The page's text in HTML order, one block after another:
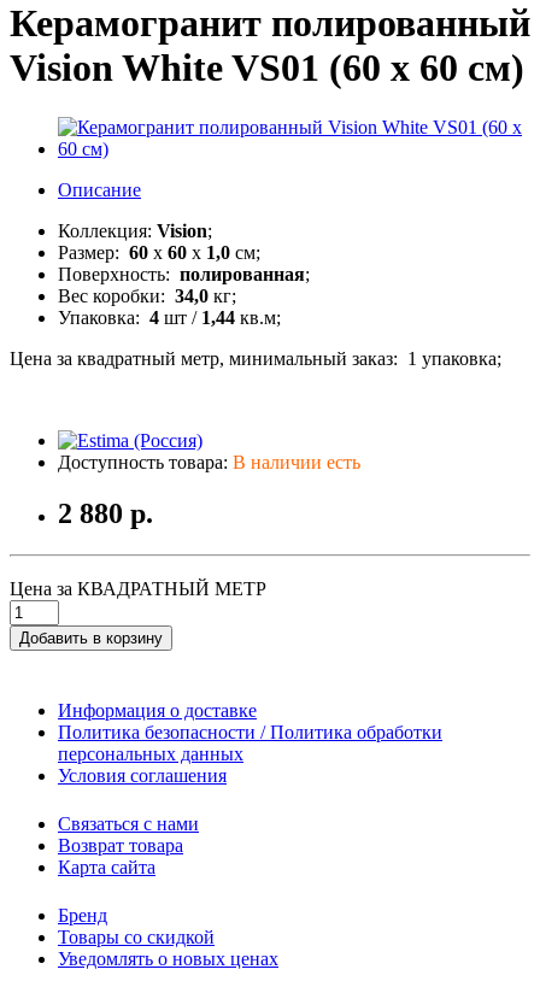
Керамогранит полированный
Vision White VS01 (60 x 60 см)
Описание
Коллекция: Vision;
Размер: 60 x 60 x 1,0 см;
Поверхность: полированная;
Вес коробки: 34,0 кг;
Упаковка: 4 шт / 1,44 кв.м;
Цена за квадратный метр, минимальный заказ: 1 упаковка;
Доступность товара: В наличии есть
2 880 р.
Цена за КВАДРАТНЫЙ МЕТР
Добавить в корзину
Информация о доставке
Политика безопасности / Политика обработки
персональных данных
Условия соглашения
Связаться с нами
Возврат товара
Карта сайта
Бренд
Товары со скидкой
Уведомлять о новых ценах